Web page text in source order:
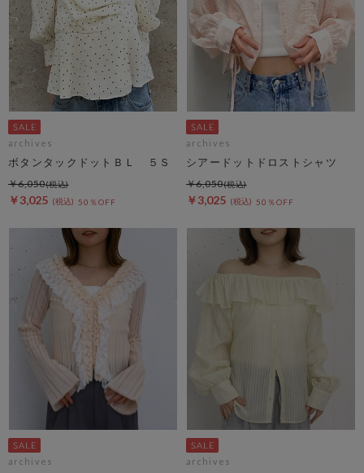
archives
ボタンタックドットＢＬ ５Ｓ
￥3,025 50％OFF
￥6,050
archives
シアードットドロストシャツ
￥3,025 50％OFF
￥6,050
archives archives